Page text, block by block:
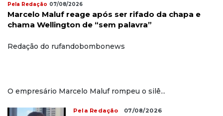
Pela Redação 07/08/2026
Marcelo Maluf reage após ser rifado da chapa e
chama Wellington de “sem palavra”
Redação do rufandobombonews
O empresário Marcelo Maluf rompeu o silê...
Pela Redação 07/08/2026